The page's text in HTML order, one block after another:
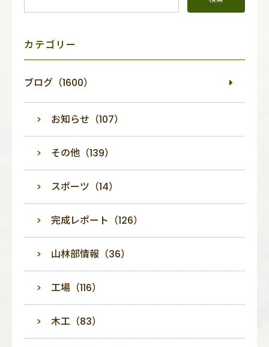
ニ
カテゴリー
ブログ（1600）
お知らせ（107）
その他（139）
スポーツ（14）
完成レポート（126）
山林部情報（36）
工場（116）
木工（83）